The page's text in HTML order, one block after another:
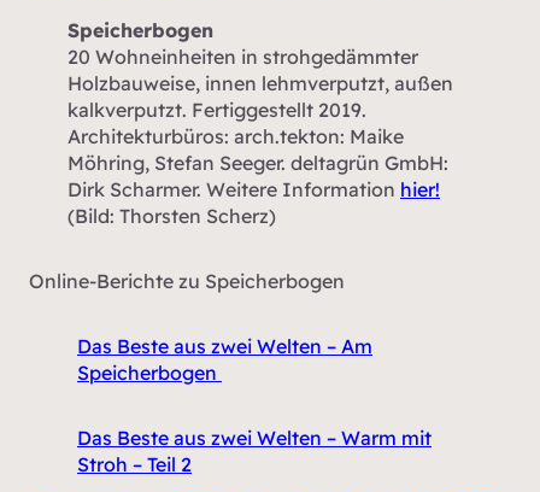
Speicherbogen
20 Wohneinheiten in strohgedämmter
Holzbauweise, innen lehmverputzt, außen
kalkverputzt. Fertiggestellt 2019.
Architekturbüros: arch.tekton: Maike
Möhring, Stefan Seeger. deltagrün GmbH:
Dirk Scharmer. Weitere Information hier!
(Bild: Thorsten Scherz)
Online-Berichte zu Speicherbogen
Das Beste aus zwei Welten – Am
Speicherbogen
Das Beste aus zwei Welten – Warm mit
Stroh – Teil 2